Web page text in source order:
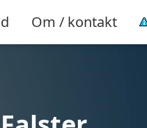
Om / kontakt